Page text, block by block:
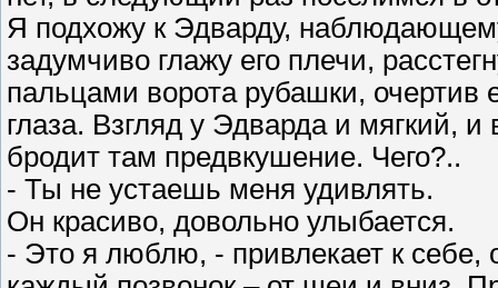
Я подхожу к Эдварду,
задумчиво глажу его плечи,
пальцами ворота рубашки, очертив
глаза. Взгляд у Эдварда и мягкий,
бродит там предвкушение. Чего?..
- Ты не устаешь меня удивлять.
Он красиво, довольно улыбается.
- Это я люблю, - привлекает к себе,